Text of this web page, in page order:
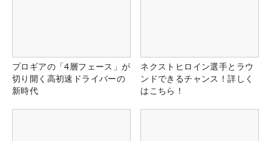
プロギアの「4層フェース」が
切り開く高初速ドライバーの
新時代
ネクストヒロイン選手とラウ
ンドできるチャンス！詳しく
はこちら！